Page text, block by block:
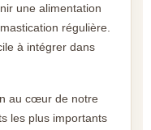
une alimentation
régulière.
à intégrer dans
au cœur de notre
les plus importants